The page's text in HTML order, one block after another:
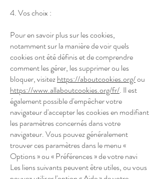
4. Vos choix :
Pour en savoir plus sur les cookies,
notamment sur la manière de voir quels
cookies ont été définis et de comprendre
comment les gérer, les supprimer ou les
bloquer, visitezhttps://aboutcookies.org/ou
https://www.allaboutcookies.org/fr/. Il est
également possible d'empêcher votre
navigateur d'accepter les cookies en modifiant
les paramètres concernés dans votre
navigateur. Vous pouvez généralement
trouver ces paramètres dans le menu «
Options » ou « Préférences » de votre navi
Les liens suivants peuvent être utiles, ou vous